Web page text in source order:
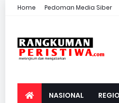
Home Pedoman Media Siber
NASIONAL